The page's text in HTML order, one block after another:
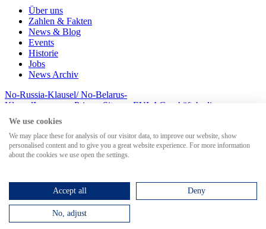
Über uns
Zahlen & Fakten
News & Blog
Events
Historie
Jobs
News Archiv
No-Russia-Klausel/ No-Belarus-
KlauselImpressum Privacy Sitemap EULA Geschäftsbedingungem
© 2026 MesserSoft GmbH
Search for
MCS weltweit
We use cookies
We may place these for analysis of our visitor data, to improve our website, show
personalised content and to give you a great website experience. For more information
about the cookies we use open the settings.
Accept all Deny
No, adjust